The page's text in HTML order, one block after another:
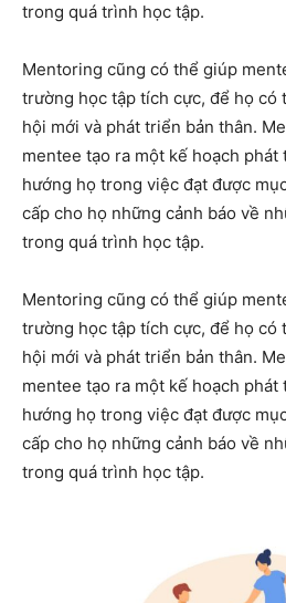
trong quá trình học tập.
Mentoring cũng có thể giúp
trường học tập tích cực, để họ có
hội mới và phát triển bản thân.
mentee tạo ra một kế hoạch
hướng họ trong việc đạt được
cấp cho họ những cảnh báo về
trong quá trình học tập.
Mentoring cũng có thể giúp
trường học tập tích cực, để họ có
hội mới và phát triển bản thân.
mentee tạo ra một kế hoạch
hướng họ trong việc đạt được
cấp cho họ những cảnh báo về
trong quá trình học tập.